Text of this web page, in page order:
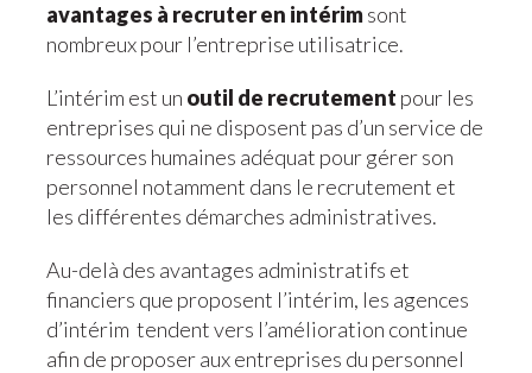
avantages à recruter en intérimsont
nombreux pour l’entreprise utilisatrice.
L’intérim est un outil de recrutement pour les
entreprises qui ne disposent pas d’un service de
ressources humaines adéquat pour gérer son
personnel notamment dans le recrutement et
les différentes démarches administratives.
Au-delà des avantages administratifs et
financiers que proposent l’intérim, les agences
d’intérim tendent vers l’amélioration continue
afin de proposer aux entreprises du personnel